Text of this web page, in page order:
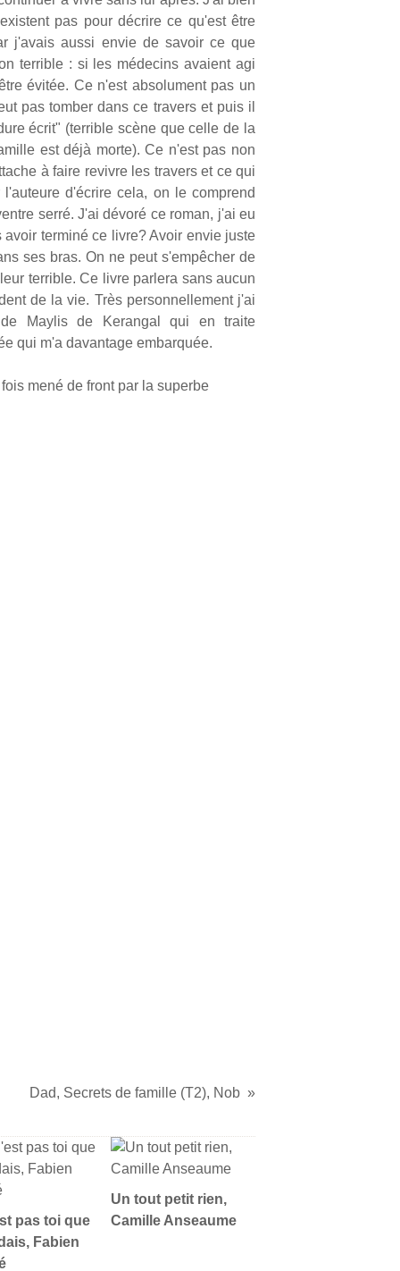
pas pour décrire ce qu'est être
j'avais aussi envie de savoir ce que
terrible : si les médecins avaient agi
évitée. Ce n'est absolument pas un
pas tomber dans ce travers et puis il
écrit" (terrible scène que celle de la
est déjà morte). Ce n'est pas non
à faire revivre les travers et ce qui
d'écrire cela, on le comprend
serré. J'ai dévoré ce roman, j'ai eu
terminé ce livre? Avoir envie juste
ses bras. On ne peut s'empêcher de
terrible. Ce livre parlera sans aucun
de la vie. Très personnellement j'ai
Maylis de Kerangal qui en traite
qui m'a davantage embarquée.
mené de front par la superbe
Dad, Secrets de famille (T2), Nob
pas toi que
Fabien
Un tout petit rien,
Camille Anseaume